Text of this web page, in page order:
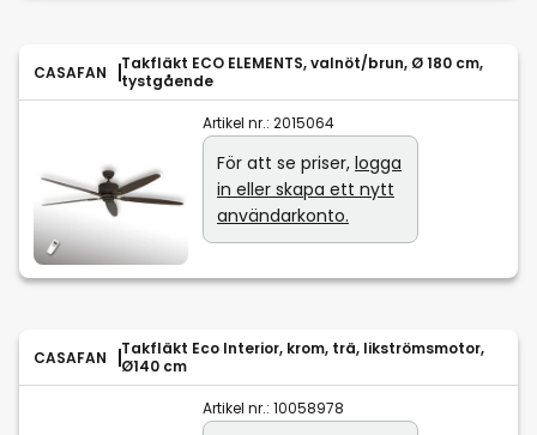
CASAFAN
Takfläkt ECO ELEMENTS, valnöt/brun, Ø 180 cm,
tystgående
Artikel nr.: 2015064
För att se priser, logga
in eller skapa ett nytt
användarkonto.
CASAFAN
Takfläkt Eco Interior, krom, trä, likströmsmotor,
Ø140 cm
Artikel nr.: 10058978